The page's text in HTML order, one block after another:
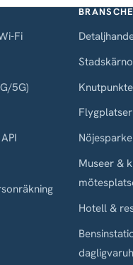
Fi
5G)
Flygplatser
Museer &
Hotell &